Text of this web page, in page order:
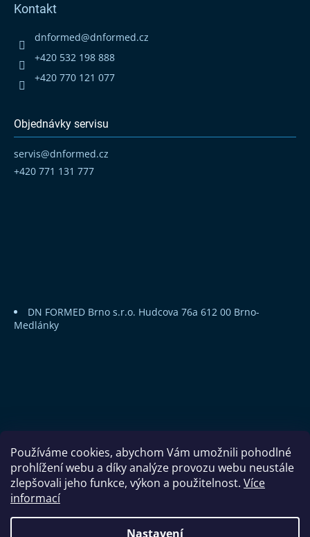
Používáme cookies, abychom Vám umožnili pohodlné
prohlížení webu a díky analýze provozu webu neustále
zlepšovali jeho funkce, výkon a použitelnost. Více
informací
Nastavení
Kontakt
dnformed@dnformed.cz
+420 532 198 888
+420 770 121 077
Objednávky servisu
servis@dnformed.cz
+420 771 131 777
DN FORMED Brno s.r.o. Hudcova 76a 612 00 Brno-
Medlánky
DN FORMED Brno s.r.o.